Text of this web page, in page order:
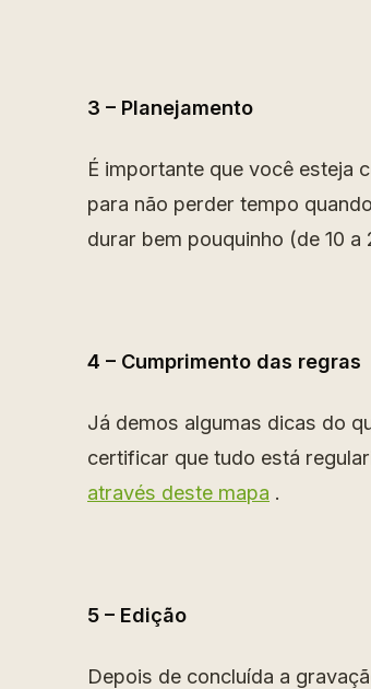
3 – Planejamento
É importante que você esteja
para não perder tempo
durar bem pouquinho (de 10
4 – Cumprimento das regras
Já demos algumas dicas do
certificar que tudo está
através deste mapa .
5 – Edição
Depois de concluída a